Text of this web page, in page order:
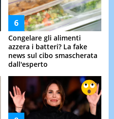
Congelare gli alimenti
azzera i batteri? La fake
news sul cibo smascherata
dall'esperto